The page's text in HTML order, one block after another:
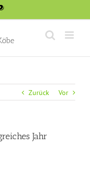
Paypal
Zurück Vor
Jahr